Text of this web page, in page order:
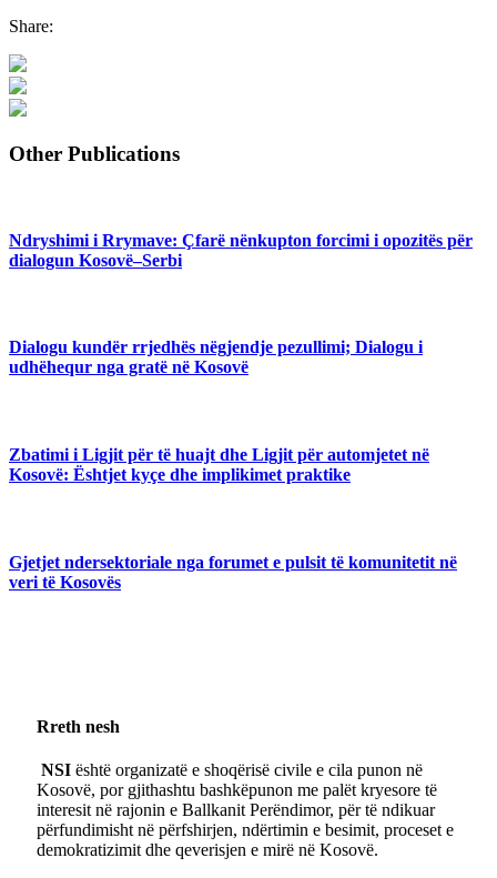
Share:
Other Publications
Ndryshimi i Rrymave: Çfarë nënkupton forcimi i opozitës për
dialogun Kosovë–Serbi
Dialogu kundër rrjedhës nëgjendje pezullimi; Dialogu i
udhëhequr nga gratë në Kosovë
Zbatimi i Ligjit për të huajt dhe Ligjit për automjetet në
Kosovë: Ështjet kyçe dhe implikimet praktike
Gjetjet ndersektoriale nga forumet e pulsit të komunitetit në
veri të Kosovës
Rreth nesh
NSI është organizatë e shoqërisë civile e cila punon në
Kosovë, por gjithashtu bashkëpunon me palët kryesore të
interesit në rajonin e Ballkanit Perëndimor, për të ndikuar
përfundimisht në përfshirjen, ndërtimin e besimit, proceset e
demokratizimit dhe qeverisjen e mirë në Kosovë.